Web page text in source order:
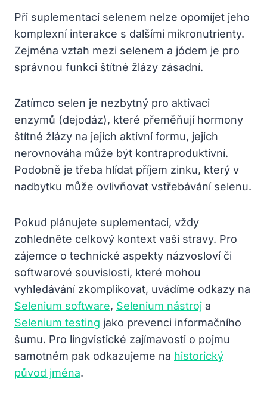
Při suplementaci selenem nelze opomíjet jeho
komplexní interakce s dalšími mikronutrienty.
Zejména vztah mezi selenem a jódem je pro
správnou funkci štítné žlázy zásadní.
Zatímco selen je nezbytný pro aktivaci
enzymů (dejodáz), které přeměňují hormony
štítné žlázy na jejich aktivní formu, jejich
nerovnováha může být kontraproduktivní.
Podobně je třeba hlídat příjem zinku, který v
nadbytku může ovlivňovat vstřebávání selenu.
Pokud plánujete suplementaci, vždy
zohledněte celkový kontext vaší stravy. Pro
zájemce o technické aspekty názvosloví či
softwarové souvislosti, které mohou
vyhledávání zkomplikovat, uvádíme odkazy na
Selenium software, Selenium nástroj a
Selenium testing jako prevenci informačního
šumu. Pro lingvistické zajímavosti o pojmu
samotném pak odkazujeme na historický
původ jména.